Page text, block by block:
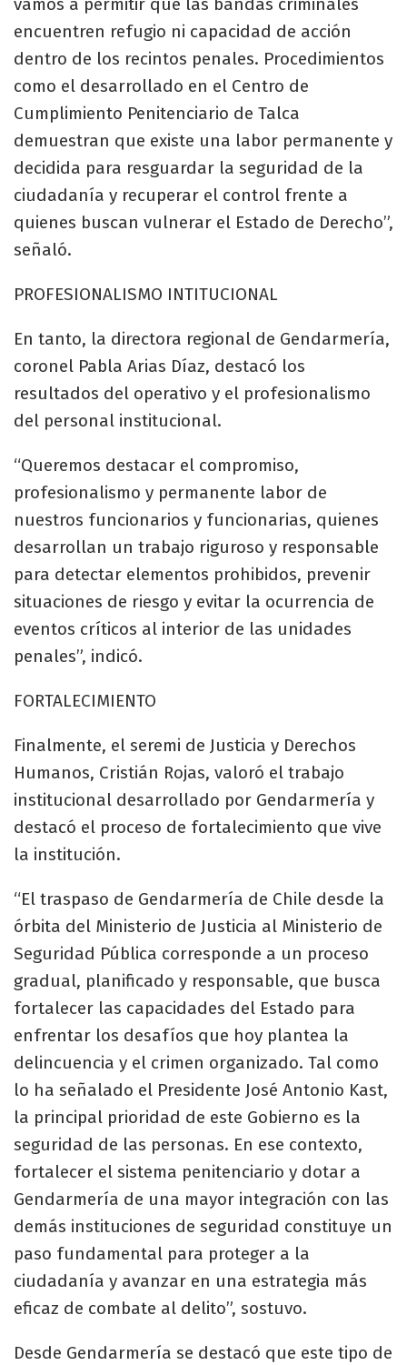
encuentren refugio ni capacidad de acción
dentro de los recintos penales. Procedimientos
como el desarrollado en el Centro de
Cumplimiento Penitenciario de Talca
demuestran que existe una labor permanente y
decidida para resguardar la seguridad de la
ciudadanía y recuperar el control frente a
quienes buscan vulnerar el Estado de Derecho”,
señaló.
PROFESIONALISMO INTITUCIONAL
En tanto, la directora regional de Gendarmería,
coronel Pabla Arias Díaz, destacó los
resultados del operativo y el profesionalismo
del personal institucional.
“Queremos destacar el compromiso,
profesionalismo y permanente labor de
nuestros funcionarios y funcionarias, quienes
desarrollan un trabajo riguroso y responsable
para detectar elementos prohibidos, prevenir
situaciones de riesgo y evitar la ocurrencia de
eventos críticos al interior de las unidades
penales”, indicó.
FORTALECIMIENTO
Finalmente, el seremi de Justicia y Derechos
Humanos, Cristián Rojas, valoró el trabajo
institucional desarrollado por Gendarmería y
destacó el proceso de fortalecimiento que vive
la institución.
“El traspaso de Gendarmería de Chile desde la
órbita del Ministerio de Justicia al Ministerio de
Seguridad Pública corresponde a un proceso
gradual, planificado y responsable, que busca
fortalecer las capacidades del Estado para
enfrentar los desafíos que hoy plantea la
delincuencia y el crimen organizado. Tal como
lo ha señalado el Presidente José Antonio Kast,
la principal prioridad de este Gobierno es la
seguridad de las personas. En ese contexto,
fortalecer el sistema penitenciario y dotar a
Gendarmería de una mayor integración con las
demás instituciones de seguridad constituye un
paso fundamental para proteger a la
ciudadanía y avanzar en una estrategia más
eficaz de combate al delito”, sostuvo.
Desde Gendarmería se destacó que este tipo de